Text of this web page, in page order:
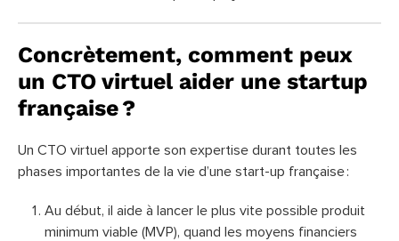
Concrètement, comment peux
un CTO virtuel aider une startup
française ?
Un CTO virtuel apporte son expertise durant toutes les
phases importantes de la vie d’une start-up française :
Au début, il aide à lancer le plus vite possible produit
minimum viable (MVP), quand les moyens financiers